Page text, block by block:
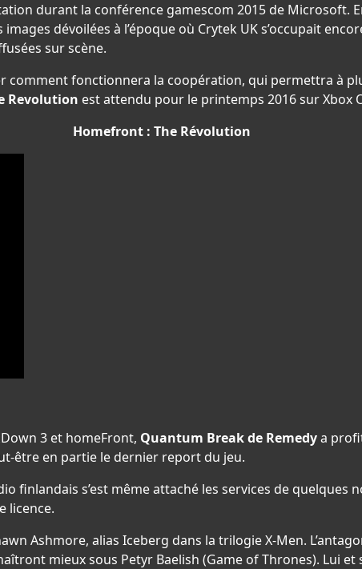
durant la conférence gamescom 2015 de Microsoft.
dévoilées à l’époque où Crytek UK s’occupait
sur scène.
comment fonctionnera la coopération, qui permettra à
Revolution est attendu pour le printemps 2016 sur Xbox
Homefront : The Révolution
3 et homeFront, Quantum Break de Remedya
être en partie le dernier report du jeu.
finlandais s’est même attaché les services de
licence.
Ashmore, alias Iceberg dans la trilogie X-Men.
mieux sous Petyr Baelish (Game of Thrones). Lui